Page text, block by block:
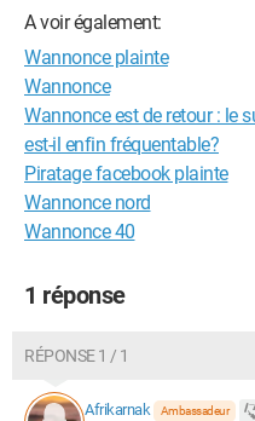
Or je me suis rendu compte
base cnest a dire l'âge de la
18 ans qu'est-ce que
A voir également:
Wannonce plainte
Wannonce
Wannonce est de retour : le
est-il enfin fréquentable?
Piratage facebook plainte
Wannonce nord
Wannonce 40
1 réponse
RÉPONSE 1 / 1
Afrikarnak Ambassadeur